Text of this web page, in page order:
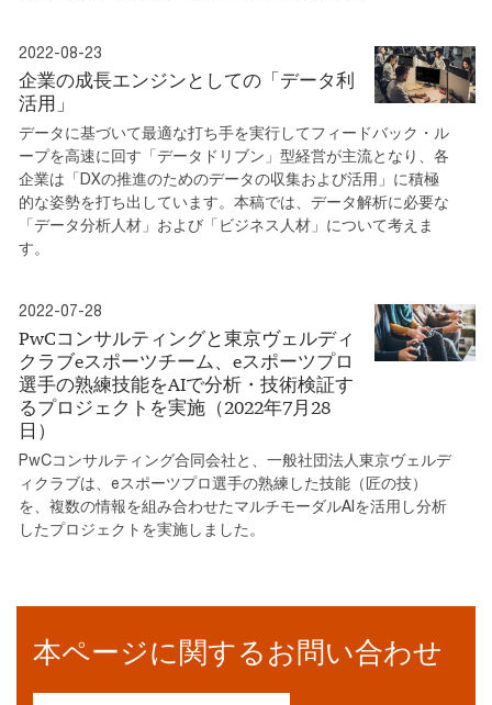
2022-08-23
企業の成長エンジンとしての「データ利
活用」
データに基づいて最適な打ち手を実行してフィードバック・ル
ープを高速に回す「データドリブン」型経営が主流となり、各
企業は「DXの推進のためのデータの収集および活用」に積極
的な姿勢を打ち出しています。本稿では、データ解析に必要な
「データ分析人材」および「ビジネス人材」について考えま
す。
2022-07-28
PwCコンサルティングと東京ヴェルディ
クラブeスポーツチーム、eスポーツプロ
選手の熟練技能をAIで分析・技術検証す
るプロジェクトを実施（2022年7月28
日）
PwCコンサルティング合同会社と、一般社団法人東京ヴェルデ
ィクラブは、eスポーツプロ選手の熟練した技能（匠の技）
を、複数の情報を組み合わせたマルチモーダルAIを活用し分析
したプロジェクトを実施しました。
本ページに関するお問い合わせ